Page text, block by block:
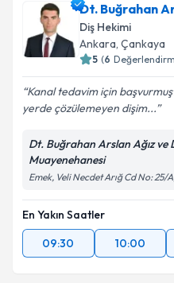
Dt. Buğrahan
Diş Hekimi
Ankara, Çankaya
5 (6
Kanal tedavim için
yerde çözülemeyen dişim...
Dt. Buğrahan Arslan Ağız ve
Muayenehanesi
Emek, Veli Necdet Arığ Cd No:
En Yakın Saatler
09:30
10:00